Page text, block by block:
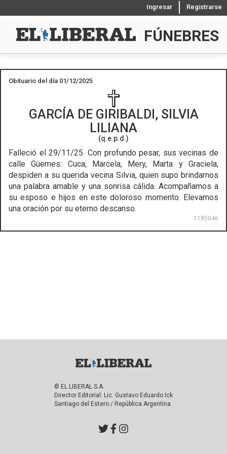
Ingresar Registrarse
FÚNEBRES
Obituario del día 01/12/2025
GARCÍA DE GIRIBALDI, SILVIA
LILIANA
(q.e.p.d.)
Falleció el 29/11/25. Con profundo pesar, sus vecinas de
calle Güemes: Cuca, Marcela, Mery, Marta y Graciela,
despiden a su querida vecina Silvia, quien supo brindarnos
una palabra amable y una sonrisa cálida. Acompañamos a
su esposo e hijos en este doloroso momento. Elevamos
una oración por su eterno descanso.
1185046
© EL LIBERAL S.A.
Director Editorial: Lic. Gustavo Eduardo Ick
Santiago del Estero / República Argentina